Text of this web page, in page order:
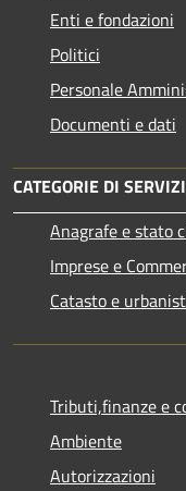
Enti e fondazioni
Politici
Personale
Documenti e dati
CATEGORIE DI
Anagrafe e stato
Imprese e
Catasto e
Tributi,finanze e
Ambiente
Autorizzazioni